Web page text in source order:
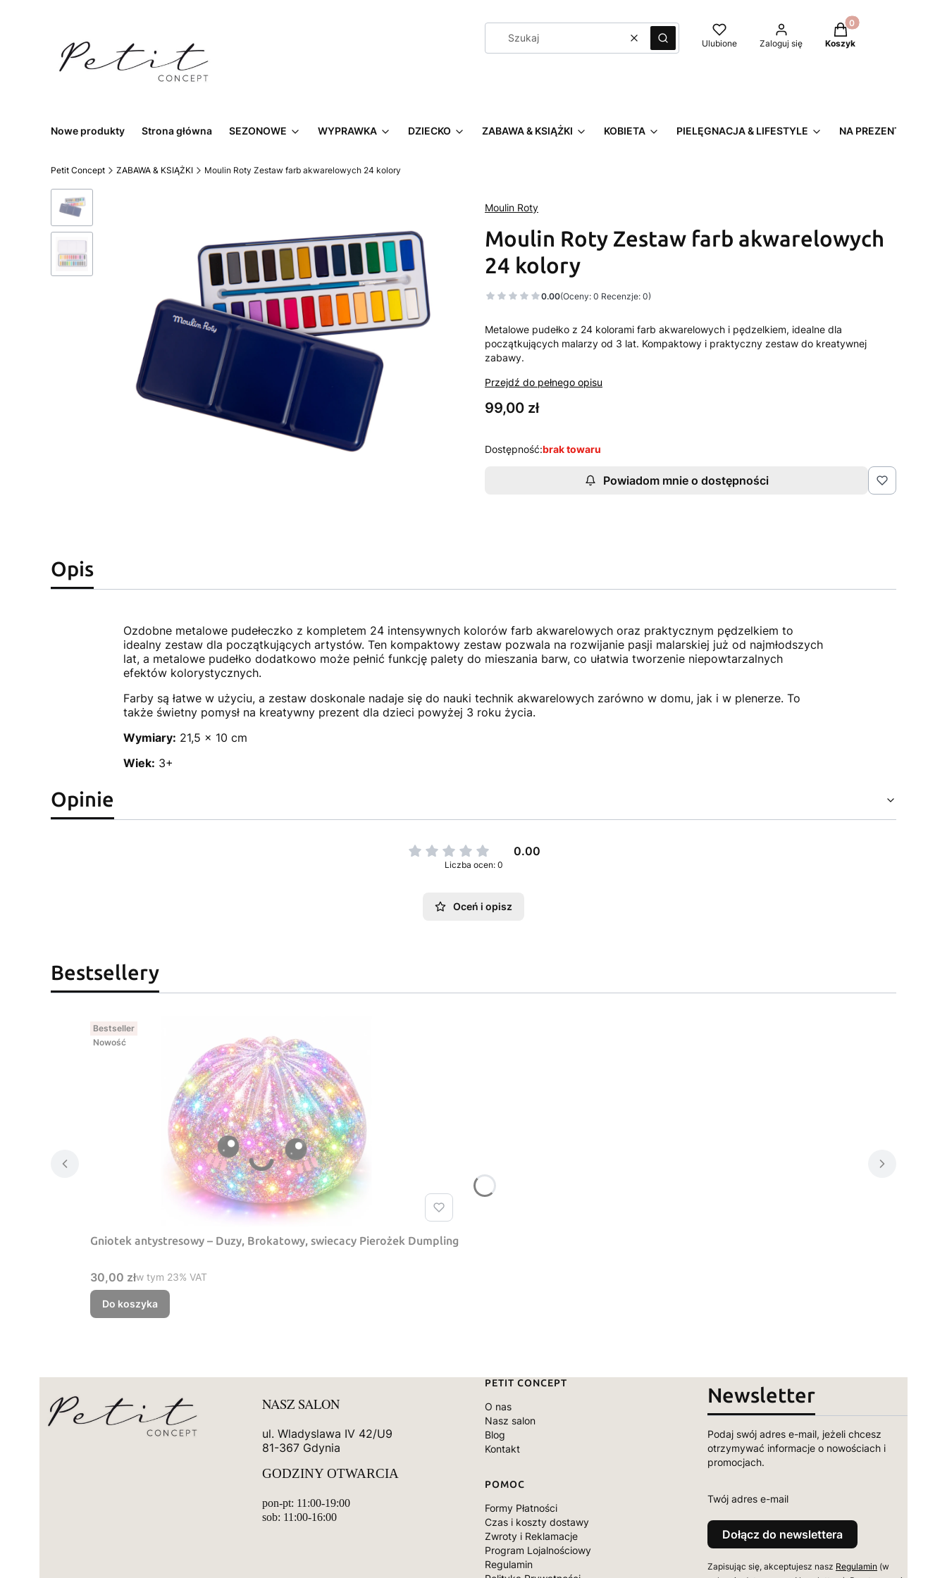
WyczyśćSzukaj Ulubione Zaloguj się
Produkty w koszyku:
Koszyk
Nowe produkty Strona główna SEZONOWE WYPRAWKA DZIECKO ZABAWA & KSIĄŻKI KOBIETA PIELĘGNACJA & LIFESTYLE NA PREZENT
Petit Concept ZABAWA & KSIĄŻKI Moulin Roty Zestaw farb akwarelowych 24 kolory
Moulin Roty
Moulin Roty Zestaw farb akwarelowych
24 kolory
0.00(Oceny: 0 Recenzje: 0)
Metalowe pudełko z 24 kolorami farb akwarelowych i pędzelkiem, idealne dla
początkujących malarzy od 3 lat. Kompaktowy i praktyczny zestaw do kreatywnej
zabawy.
Przejdź do pełnego opisu
Cena
99,00 zł
Dostępność:brak towaru
Powiadom mnie o dostępności
Opis
Ozdobne metalowe pudełeczko z kompletem 24 intensywnych kolorów farb akwarelowych oraz praktycznym pędzelkiem to
idealny zestaw dla początkujących artystów. Ten kompaktowy zestaw pozwala na rozwijanie pasji malarskiej już od najmłodszych
lat, a metalowe pudełko dodatkowo może pełnić funkcję palety do mieszania barw, co ułatwia tworzenie niepowtarzalnych
efektów kolorystycznych.
Farby są łatwe w użyciu, a zestaw doskonale nadaje się do nauki technik akwarelowych zarówno w domu, jak i w plenerze. To
także świetny pomysł na kreatywny prezent dla dzieci powyżej 3 roku życia.
Wymiary: 21,5 x 10 cm
Wiek: 3+
Opinie
0.00
Liczba ocen: 0
Oceń i opisz
Bestsellery
Bestseller
Nowość
Gniotek antystresowy – Duzy, Brokatowy, swiecacy Pierożek Dumpling
Cena brutto
30,00 złw tym %s VAT
w tym 23% VAT
Do koszyka
NASZ SALON
ul. Wladyslawa IV 42/U9
81-367 Gdynia
GODZINY OTWARCIA
pon-pt: 11:00-19:00
sob: 11:00-16:00
Linki w stopce
PETIT CONCEPT
O nas
Nasz salon
Blog
Kontakt
POMOC
Formy Płatności
Czas i koszty dostawy
Zwroty i Reklamacje
Program Lojalnościowy
Regulamin
Newsletter
Podaj swój adres e-mail, jeżeli chcesz
otrzymywać informacje o nowościach i
promocjach.
Twój adres e-mail
Dołącz do newslettera
Zapisując się, akceptujesz nasz Regulamin (w